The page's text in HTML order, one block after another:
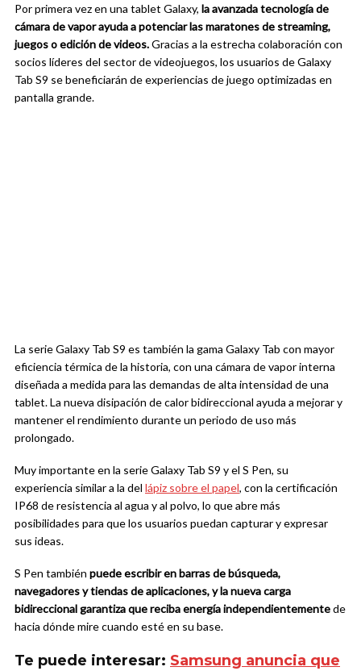
Por primera vez en una tablet Galaxy, la avanzada tecnología de
cámara de vapor ayuda a potenciar las maratones de streaming,
juegos o edición de videos.Gracias a la estrecha colaboración con
socios líderes del sector de videojuegos, los usuarios de Galaxy
Tab S9 se beneficiarán de experiencias de juego optimizadas en
pantalla grande.
La serie Galaxy Tab S9 es también la gama Galaxy Tab con mayor
eficiencia térmica de la historia, con una cámara de vapor interna
diseñada a medida para las demandas de alta intensidad de una
tablet. La nueva disipación de calor bidireccional ayuda a mejorar y
mantener el rendimiento durante un periodo de uso más
prolongado.
Muy importante en la serie Galaxy Tab S9 y el S Pen, su
experiencia similar a la del lápiz sobre el papel, con la certificación
IP68 de resistencia al agua y al polvo, lo que abre más
posibilidades para que los usuarios puedan capturar y expresar
sus ideas.
S Pen también puede escribir en barras de búsqueda,
navegadores y tiendas de aplicaciones, y la nueva carga
bidireccional garantiza que reciba energía independientementede
hacia dónde mire cuando esté en su base.
Te puede interesar: Samsung anuncia que